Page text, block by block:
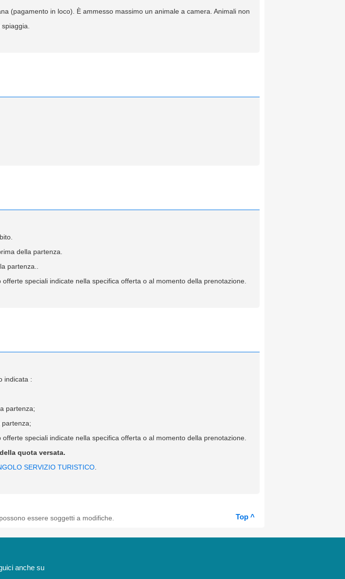
(pagamento in loco). È ammesso massimo un animale a camera. Animali non
della partenza.
partenza..
speciali indicate nella specifica offerta o al momento della prenotazione.
indicata :
partenza;
speciali indicate nella specifica offerta o al momento della prenotazione.
quota versata.
SERVIZIO TURISTICO
Top ^
essere soggetti a modifiche.
anche su